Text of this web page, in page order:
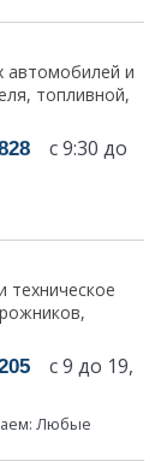
автомобилей и
топливной,
с 9:30 до
техническое
с 9 до 19,
Любые